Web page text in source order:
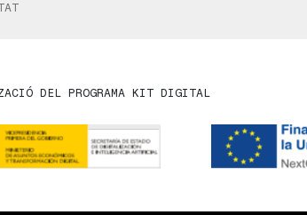
DEL PROGRAMA KIT DIGITAL